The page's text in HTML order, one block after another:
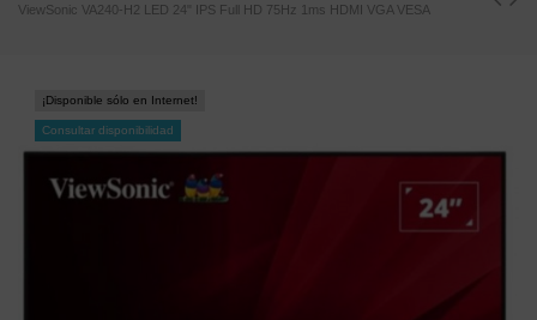
ViewSonic VA240-H2 LED 24" IPS Full HD 75Hz 1ms HDMI VGA VESA
¡Disponible sólo en Internet!
Consultar disponibilidad